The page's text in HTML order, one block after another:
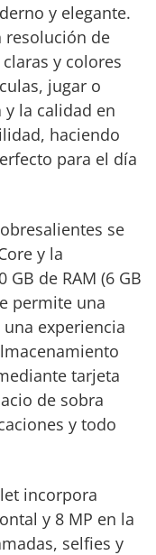
y elegante.
resolución de
y colores
jugar o
la calidad en
haciendo
para el día
se
y la
de RAM (6 GB
permite una
experiencia
tarjeta
de sobra
y todo
incorpora
y 8 MP en la
selfies y